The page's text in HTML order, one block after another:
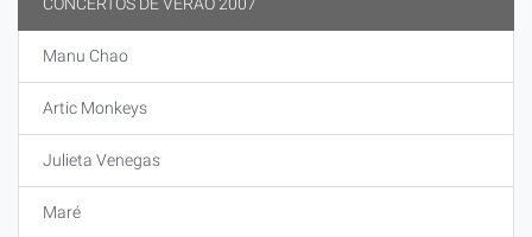
Manu Chao
Artic Monkeys
Julieta Venegas
Maré